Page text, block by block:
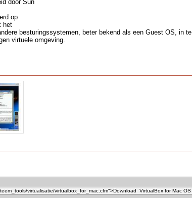
door Sun
op
het
besturingssystemen, beter bekend als een Guest OS, in te
virtuele omgeving.